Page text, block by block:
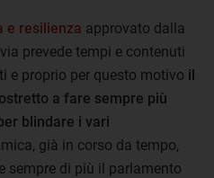
e resilienza approvato dalla
prevede tempi e contenuti
e proprio per questo motivo il
a fare sempre più
blindare i vari
già in corso da tempo,
sempre di più il parlamento